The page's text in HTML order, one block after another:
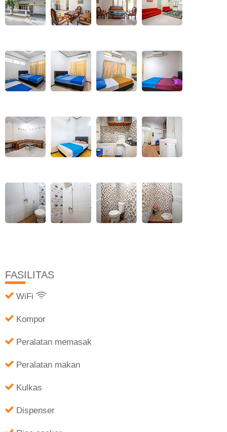
FASILITAS
WiFi
Kompor
Peralatan memasak
Peralatan makan
Kulkas
Dispenser